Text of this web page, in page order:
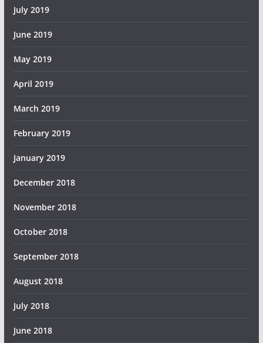
July 2019
June 2019
May 2019
April 2019
March 2019
February 2019
January 2019
December 2018
November 2018
October 2018
September 2018
August 2018
July 2018
June 2018